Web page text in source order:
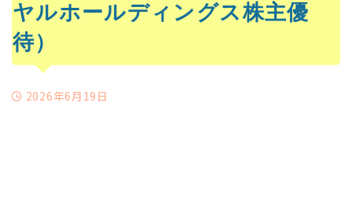
ヤルホールディングス株主優
待）
2026年6月19日